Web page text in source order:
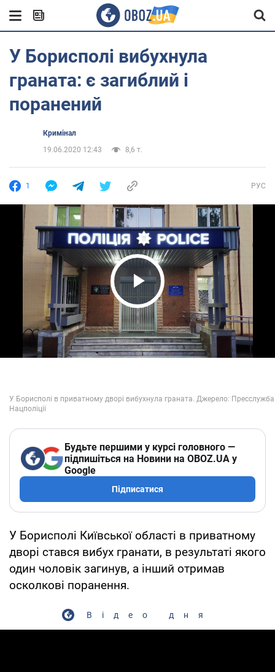
У Борисполі вибухнула
граната: є загиблий і
поранений
Кримінал
19.06.2020 12:43
8,6 т.
1 РУС
Play Video
Будьте першими у курсі головного —
підпишіться на Новини на OBOZ.UA у
Google
Підписатися
У Борисполі Київської області в приватному
дворі стався вибух гранати, в результаті якого
один чоловік загинув, а інший отримав
осколкові поранення.
Відео дня